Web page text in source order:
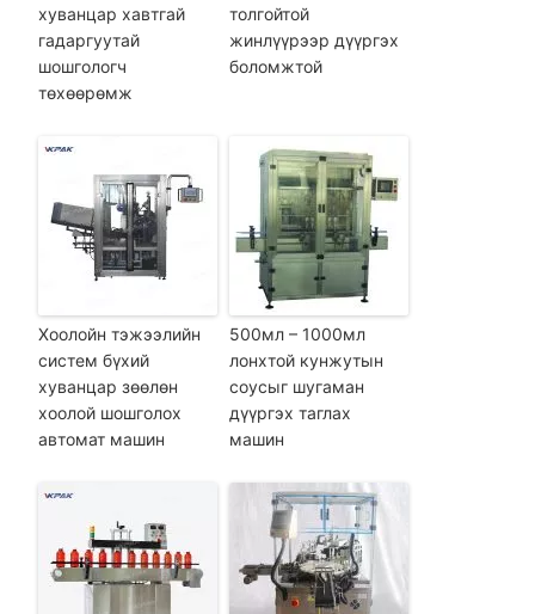
хуванцар хавтгай
гадаргуутай
шошгологч
төхөөрөмж
толгойтой
жинлүүрээр дүүргэх
боломжтой
Хоолойн тэжээлийн
систем бүхий
хуванцар зөөлөн
хоолой шошголох
автомат машин
500мл – 1000мл
лонхтой кунжутын
соусыг шугаман
дүүргэх таглах
машин